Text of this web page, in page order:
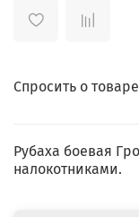
Спросить о товаре
Рубаха боевая
налокотниками.